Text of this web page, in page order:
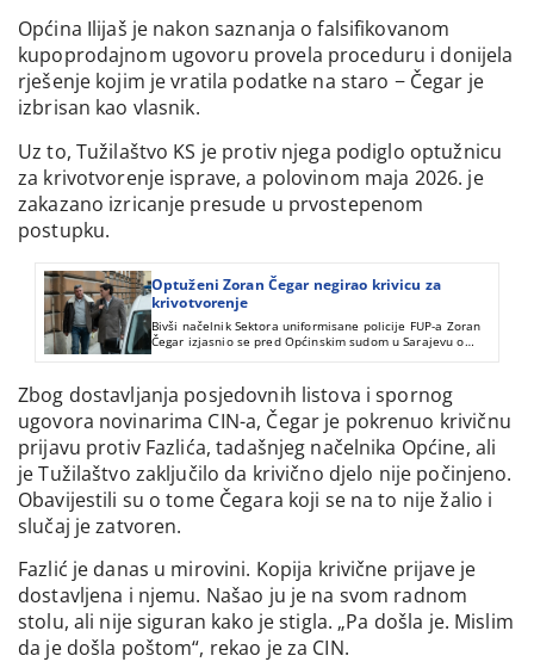
Općina Ilijaš je nakon saznanja o falsifikovanom
kupoprodajnom ugovoru provela proceduru i donijela
rješenje kojim je vratila podatke na staro − Čegar je
izbrisan kao vlasnik.
Uz to, Tužilaštvo KS je protiv njega podiglo optužnicu
za krivotvorenje isprave, a polovinom maja 2026. je
zakazano izricanje presude u prvostepenom
postupku.
Optuženi Zoran Čegar negirao krivicu za
krivotvorenje
Bivši načelnik Sektora uniformisane policije FUP-a Zoran
Čegar izjasnio se pred Općinskim sudom u Sarajevu o
optužnici za krivotvorenje isprava.
Zbog dostavljanja posjedovnih listova i spornog
ugovora novinarima CIN-a, Čegar je pokrenuo krivičnu
prijavu protiv Fazlića, tadašnjeg načelnika Općine, ali
je Tužilaštvo zaključilo da krivično djelo nije počinjeno.
Obavijestili su o tome Čegara koji se na to nije žalio i
slučaj je zatvoren.
Fazlić je danas u mirovini. Kopija krivične prijave je
dostavljena i njemu. Našao ju je na svom radnom
stolu, ali nije siguran kako je stigla. „Pa došla je. Mislim
da je došla poštom“, rekao je za CIN.